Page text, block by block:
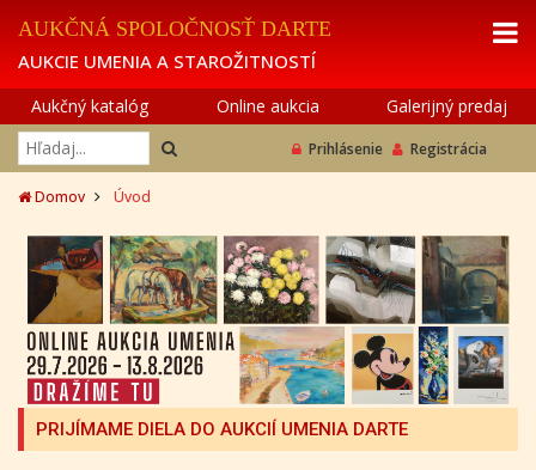
AUKČNÁ SPOLOČNOSŤ DARTE
AUKCIE UMENIA A STAROŽITNOSTÍ
Aukčný katalóg Online aukcia Galerijný predaj
Prihlásenie Registrácia
Domov Úvod
PRIJÍMAME DIELA DO AUKCIÍ UMENIA DARTE